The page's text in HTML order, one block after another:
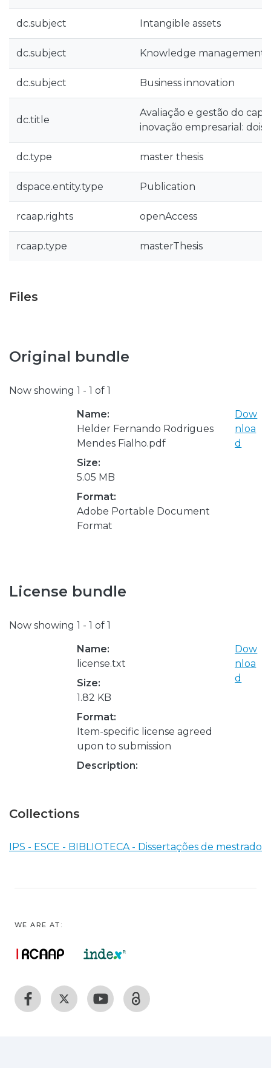
dc.subject Intangible assets
dc.subject Knowledge management
dc.subject Business innovation
dc.title
Avaliação e gestão do
inovação empresarial: dois
dc.type master thesis
dspace.entity.type Publication
rcaap.rights openAccess
rcaap.type masterThesis
Files
Original bundle
Now showing 1 - 1 of 1
Name:
Helder Fernando Rodrigues
Mendes Fialho.pdf
Size:
5.05 MB
Format:
Adobe Portable Document
Format
Dow
nloa
d
License bundle
Now showing 1 - 1 of 1
Name:
license.txt
Size:
1.82 KB
Format:
Item-specific license agreed
upon to submission
Description:
Dow
nloa
d
Collections
IPS - ESCE - BIBLIOTECA - Dissertações de mestrado
WE ARE AT: